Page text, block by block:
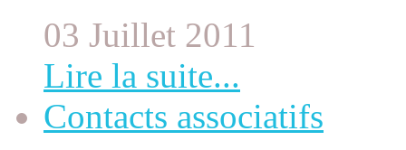
03 Juillet 2011
Lire la suite...
Contacts associatifs